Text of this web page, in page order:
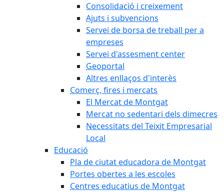
Consolidació i creixement
Ajuts i subvencions
Servei de borsa de treball per a
empreses
Servei d'assesment center
Geoportal
Altres enllaços d'interès
Comerç, fires i mercats
El Mercat de Montgat
Mercat no sedentari dels dimecres
Necessitats del Teixit Empresarial
Local
Educació
Pla de ciutat educadora de Montgat
Portes obertes a les escoles
Centres educatius de Montgat